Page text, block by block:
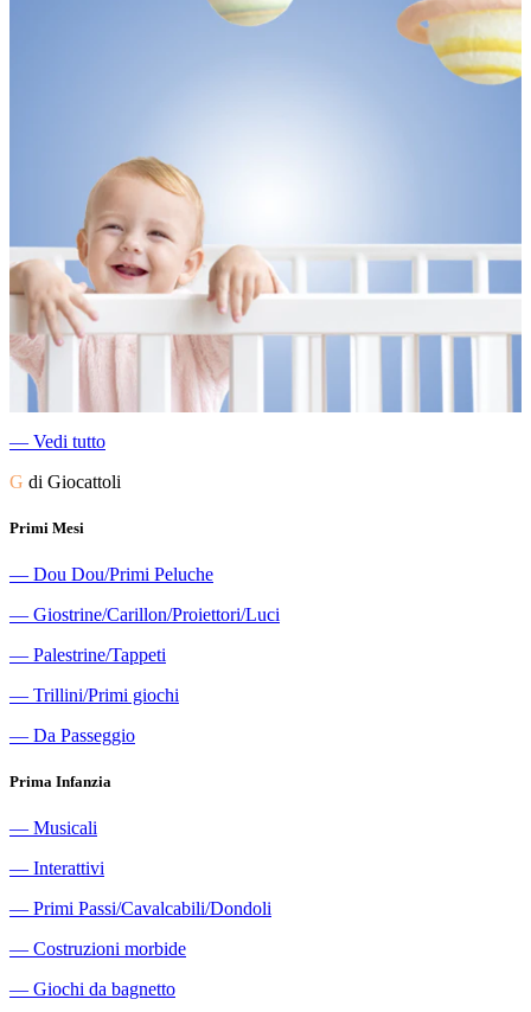
― Vedi tutto
G di Giocattoli
Primi Mesi
― Dou Dou/Primi Peluche
― Giostrine/Carillon/Proiettori/Luci
― Palestrine/Tappeti
― Trillini/Primi giochi
― Da Passeggio
Prima Infanzia
― Musicali
― Interattivi
― Primi Passi/Cavalcabili/Dondoli
― Costruzioni morbide
― Giochi da bagnetto